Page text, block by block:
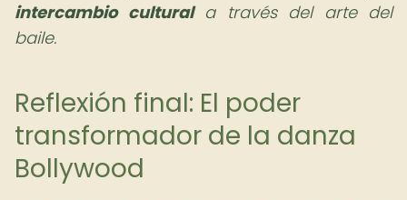
intercambio culturala través del arte del
baile.
Reflexión final: El poder
transformador de la danza
Bollywood